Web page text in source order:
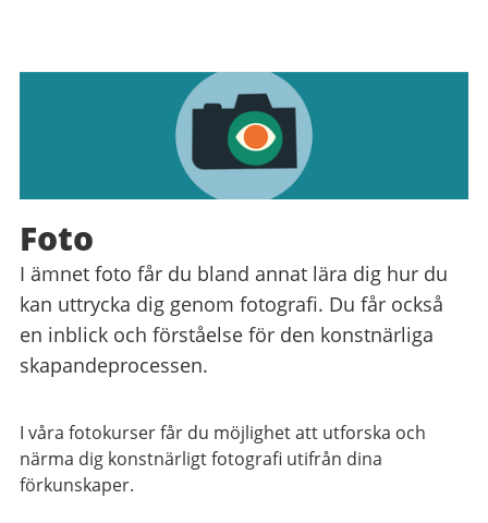
Foto
I ämnet foto får du bland annat lära dig hur du
kan uttrycka dig genom fotografi. Du får också
en inblick och förståelse för den konstnärliga
skapandeprocessen.
I våra fotokurser får du möjlighet att utforska och
närma dig konstnärligt fotografi utifrån dina
förkunskaper.